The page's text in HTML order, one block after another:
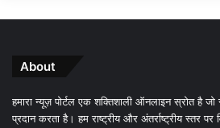
About
हमारा न्यूज़ पोर्टल एक शक्तिशाली ऑनलाइन स्रोत है
प्रदान करता है। हम राष्ट्रीय और अंतर्राष्ट्रीय स्तर